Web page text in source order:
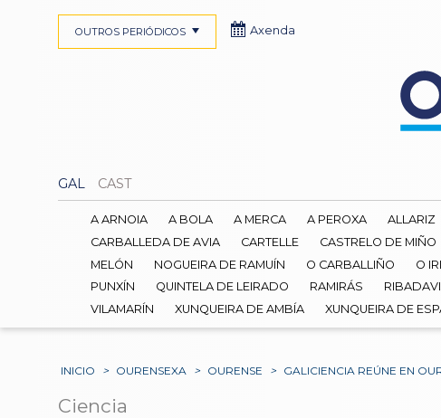
GAL CAST
OUTROS PERIÓDICOS Axenda
A ARNOIA A BOLA A MERCA A PEROXA ALLARIZ
CARBALLEDA DE AVIA
CARTELLE CASTRELO DE MIÑO
MELÓN
NOGUEIRA DE RAMUÍN O CARBALLIÑO O
PUNXÍN
QUINTELA DE LEIRADO RAMIRÁS
VILAMARÍN
XUNQUEIRA DE AMBÍA XUNQUEIRA DE
INICIO > OURENSEXA > OURENSE > GALICIENCIA REÚNE EN
Ciencia